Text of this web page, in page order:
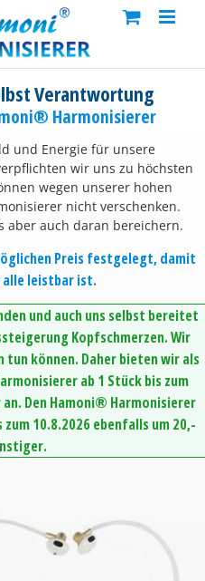
Verantwortung
Harmonisierer
und Energie für unsere
wir uns zu höchsten
wegen unserer hohen
nicht verschenken.
aber auch daran bereichern.
Preis festgelegt, damit
leistbar ist.
und auch uns selbst bereitet
Kopfschmerzen. Wir
können. Daher bieten wir als
ab 1 Stück bis zum
an. Den Hamoni® Harmonisierer
10.8.2026 ebenfalls um 20,-